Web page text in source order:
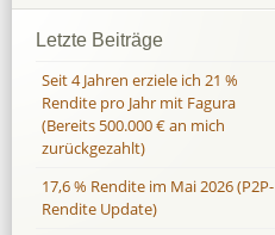
Letzte Beiträge
Seit 4 Jahren erziele ich 21 %
Rendite pro Jahr mit Fagura
(Bereits 500.000 € an mich
zurückgezahlt)
17,6 % Rendite im Mai 2026 (P2P-
Rendite Update)